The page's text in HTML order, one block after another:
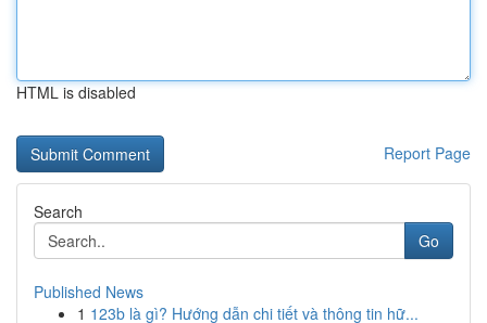
HTML is disabled
Report Page
Search
Go
Published News
1 123b là gì? Hướng dẫn chi tiết và thông tin hữ...